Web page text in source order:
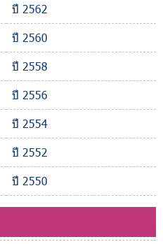
ปี 2562
ปี 2560
ปี 2558
ปี 2556
ปี 2554
ปี 2552
ปี 2550